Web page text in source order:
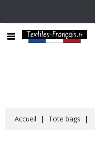
Accueil Tote bags